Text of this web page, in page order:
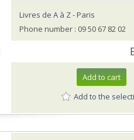
Livres de A à Z- Paris
Phone number : 09 50 67 82 02
Add to cart
Add to the